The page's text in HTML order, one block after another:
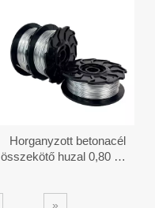
Horganyzott betonacél
összekötő huzal 0,80 mm
»